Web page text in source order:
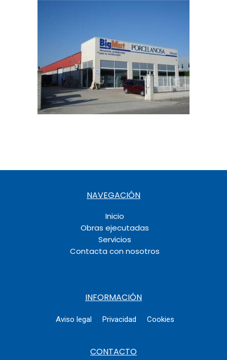
NAVEGACIÓN
Inicio
Obras ejecutadas
Servicios
Contacta con nosotros
INFORMACIÓN
Aviso legal Privacidad Cookies
CONTACTO